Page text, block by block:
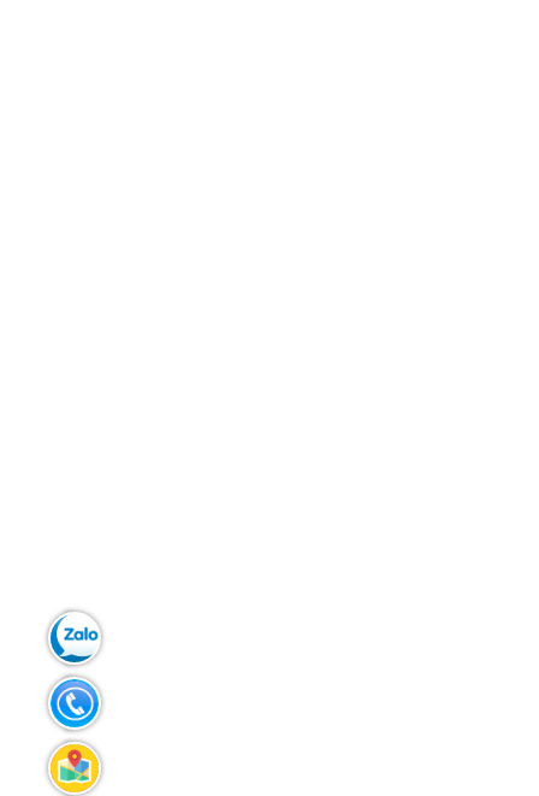
Zalo:
0913.272.798
Tel:
0947.952.386
Liên